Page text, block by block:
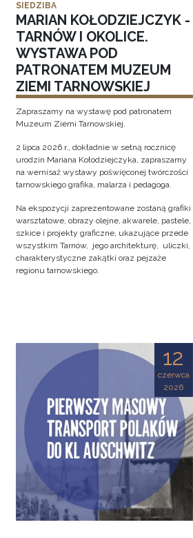
SIEDZIBA
MARIAN KOŁODZIEJCZYK -
TARNÓW I OKOLICE.
WYSTAWA POD
PATRONATEM MUZEUM
ZIEMI TARNOWSKIEJ
Zapraszamy na wystawę pod patronatem
Muzeum Ziemi Tarnowskiej.
2 lipca 2026 r., dokładnie w setną rocznicę
urodzin Mariana Kołodziejczyka, zapraszamy
na wernisaż wystawy poświęconej twórczości
tarnowskiego grafika, malarza i pedagoga.
Na ekspozycji zaprezentowane zostaną grafiki
warsztatowe, obrazy olejne, akwarele, pastele,
szkice i projekty graficzne, ukazujące przede
wszystkim Tarnów, jego architekturę, uliczki,
charakterystyczne zakątki oraz pejzaże
regionu tarnowskiego.
12
czerwca
2026